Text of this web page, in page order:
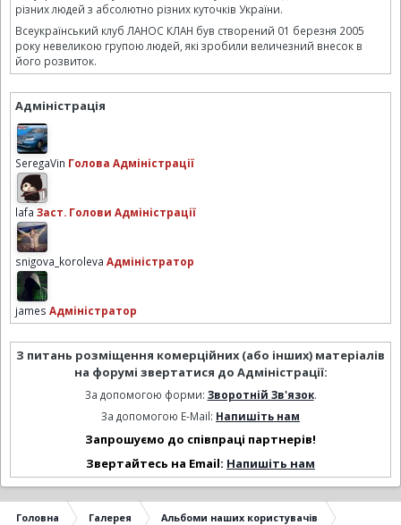
різних людей з абсолютно різних куточків України.
Всеукраїнський клуб ЛАНОС КЛАН був створений 01 березня 2005
року невеликою групою людей, які зробили величезний внесок в
його розвиток.
Адміністрація
SeregaVin Голова Адміністрації
lafa Заст. Голови Адміністрації
snigova_koroleva Адміністратор
james Адміністратор
З питань розміщення комерційних (або інших) матеріалів
на форумі звертатися до Адміністрації:
За допомогою форми: Зворотній Зв'язок.
За допомогою E-Mail: Напишіть нам
Запрошуємо до співпраці партнерів!
Звертайтесь на Email: Напишіть нам
Головна Галерея Альбоми наших користувачів